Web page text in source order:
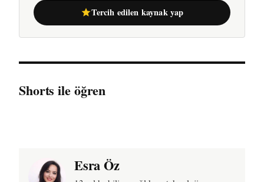
Tercih edilen kaynak yap
Shorts ile öğren
Esra Öz